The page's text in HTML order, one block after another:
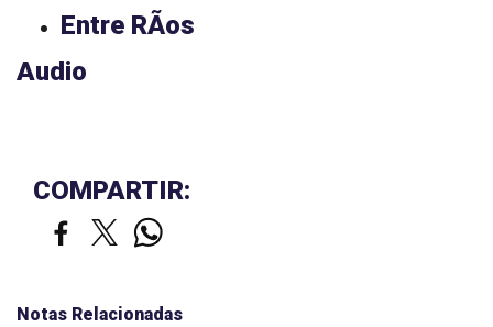
Entre RÃ­os
Audio
COMPARTIR:
Notas Relacionadas